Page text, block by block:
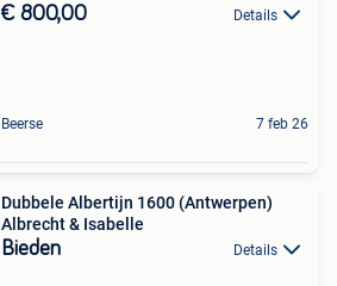
€ 800,00 Details
Beerse 7 feb 26
Dubbele Albertijn 1600 (Antwerpen)
Albrecht & Isabelle
Bieden Details